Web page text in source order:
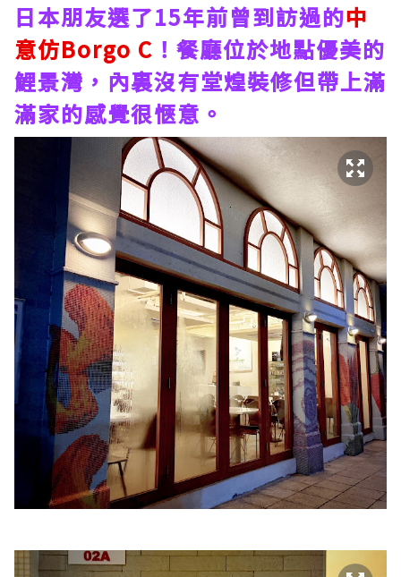
日本朋友選了15年前曾到訪過的中
意仿Borgo C ！餐廳位於地點優美的
鯉景灣，內裏沒有堂煌裝修但帶上滿
滿家的感覺很愜意。